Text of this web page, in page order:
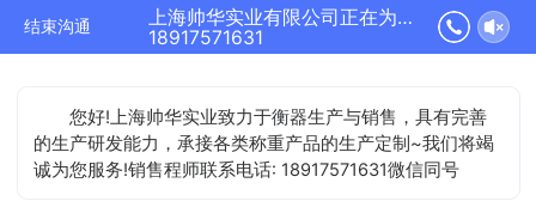
结束沟通
上海帅华实业有限公司正在为您服务
18917571631
您好!上海帅华实业致力于衡器生产与销售，具有完善
的生产研发能力，承接各类称重产品的生产定制~我们将竭
诚为您服务!销售程师联系电话: 18917571631微信同号